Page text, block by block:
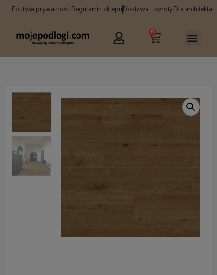
Polityka prywatnościRegulamin sklepuDostawa i zwrotyDla architekta
0